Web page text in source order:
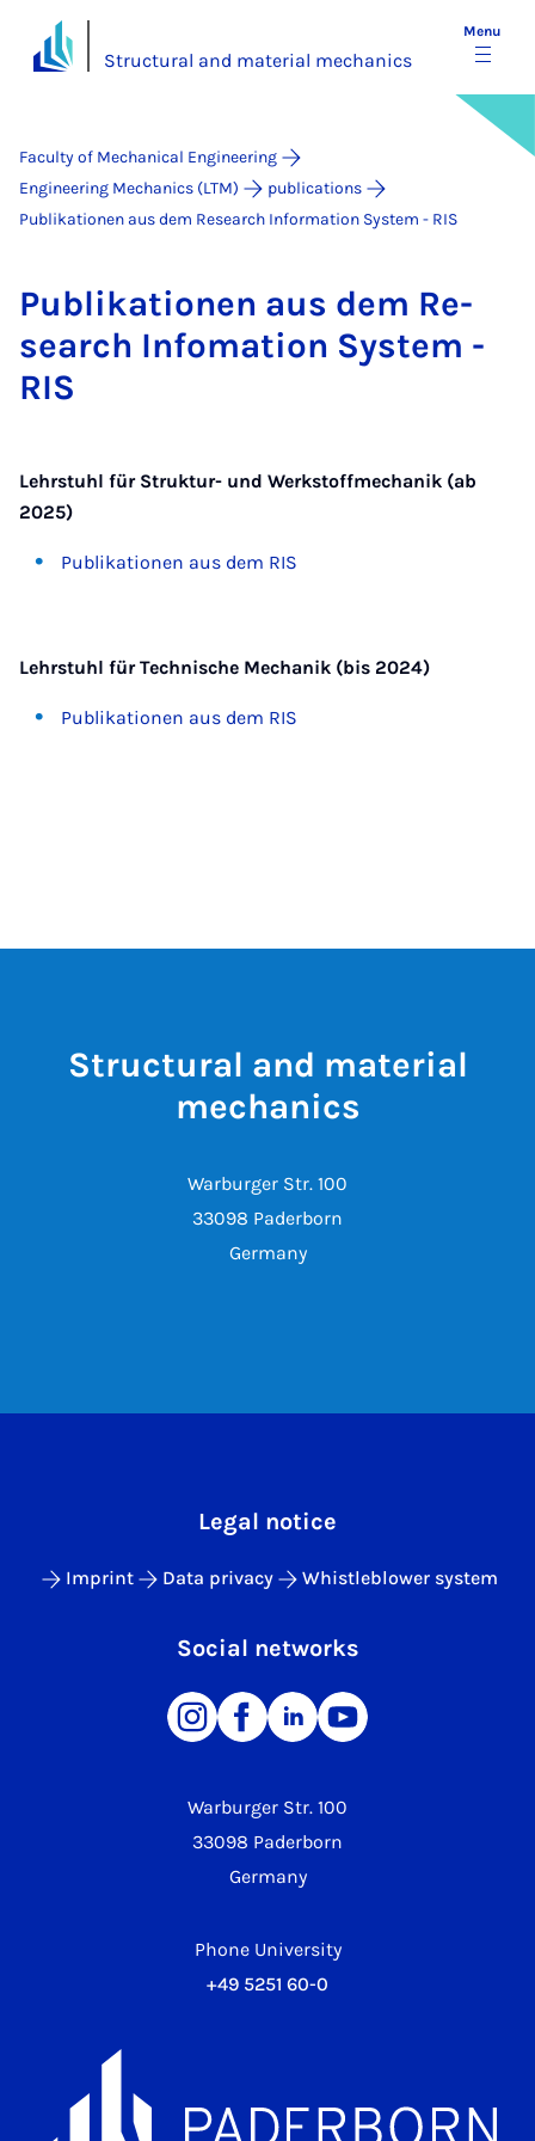
Structural and material mechanics
Menu
Faculty of Mechanical Engineering
Engineering Mechanics (LTM)
publications
Publikationen aus dem Research Information System - RIS
Pub­lika­tion­en aus dem Re­
search In­foma­tion Sys­tem -
RIS
Lehrstuhl für Struktur- und Werkstoffmechanik (ab
2025)
Publikationen aus dem RIS
Lehrstuhl für Technische Mechanik (bis 2024)
Publikationen aus dem RIS
Structural and material
mechanics
Warburger Str. 100
33098 Paderborn
Germany
Warburger Str. 100
33098 Paderborn
Germany
Phone University
+49 5251 60-0
Legal notice
Imprint Data privacy Whistleblower system
Social networks